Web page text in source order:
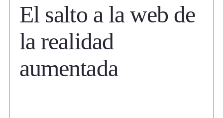
El salto a la web de
la realidad
aumentada